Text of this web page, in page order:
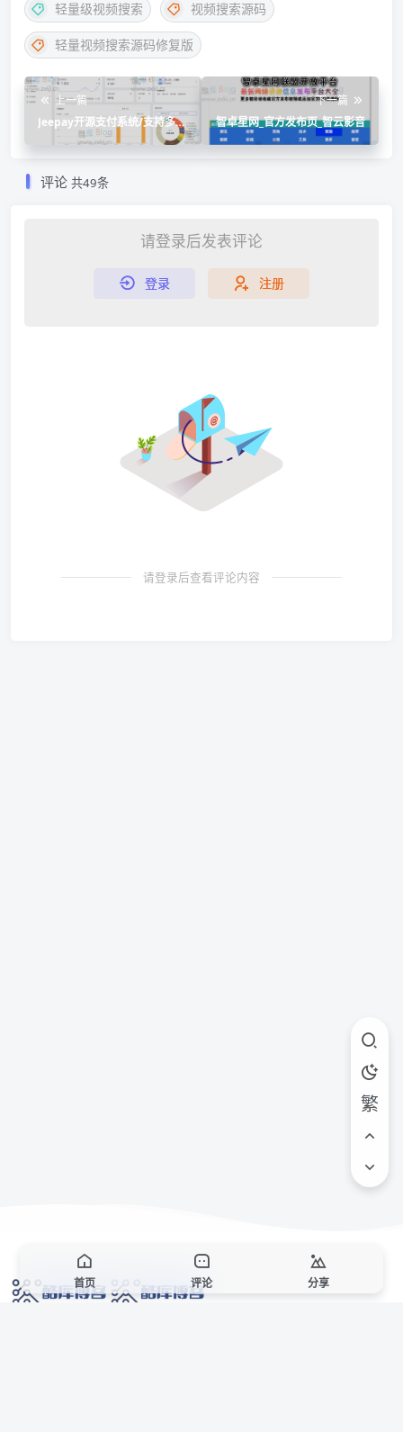
轻量级视频搜索 视频搜索源码
轻量视频搜索源码修复版
上一篇
Jeepay开源支付系统/支持多渠
道服务商和普通商户模式
下一篇
智卓星网_官方发布页_智云影音
评论 共49条
请登录后发表评论
登录 注册
请登录后查看评论内容
繁
首页 评论 分享